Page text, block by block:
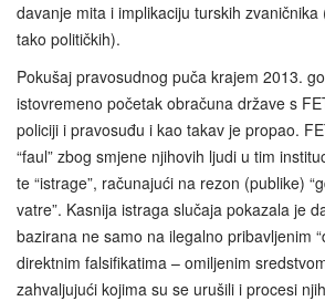
davanje mita i implikaciju turskih zvaničnika
tako političkih).
Pokušaj pravosudnog puča krajem 2013.
istovremeno početak obračuna države s
policiji i pravosuđu i kao takav je propao.
“faul” zbog smjene njihovih ljudi u tim
te “istrage”, računajući na rezon (publike)
vatre”. Kasnija istraga slučaja pokazala je
bazirana ne samo na ilegalno pribavljenim
direktnim falsifikatima – omiljenim
zahvaljujući kojima su se urušili i procesi